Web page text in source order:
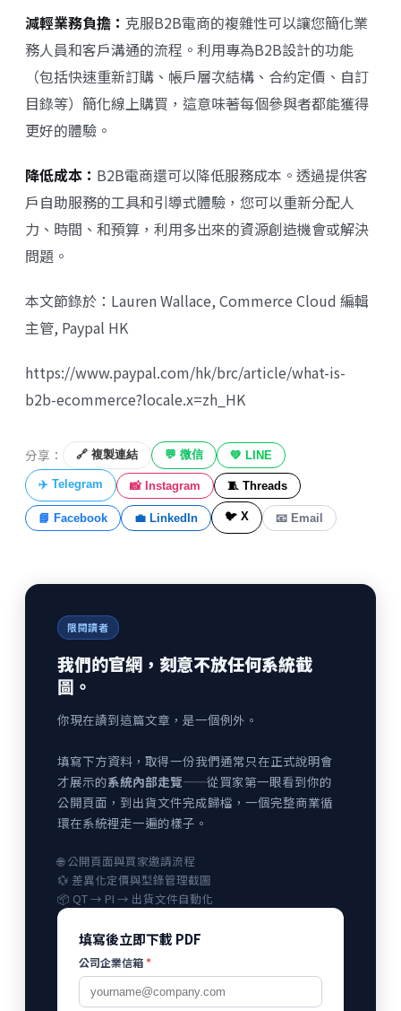
減輕業務負擔： 克服B2B電商的複雜性可以讓您簡化業
務人員和客戶溝通的流程。利用專為B2B設計的功能
（包括快速重新訂購、帳戶層次結構、合約定價、自訂
目錄等）簡化線上購買，這意味著每個參與者都能獲得
更好的體驗。
降低成本： B2B電商還可以降低服務成本。透過提供客
戶自助服務的工具和引導式體驗，您可以重新分配人
力、時間、和預算，利用多出來的資源創造機會或解決
問題。
本文節錄於：Lauren Wallace, Commerce Cloud 編輯
主管, Paypal HK
https://www.paypal.com/hk/brc/article/what-is-
b2b-ecommerce?locale.x=zh_HK
分享： 🔗 複製連結 💬 微信 💚 LINE
✈️ Telegram 📸 Instagram 🧵 Threads
📘 Facebook 💼 LinkedIn 🐦 X 📧 Email
限閱讀者
我們的官網，刻意不放任何系統截
圖。
你現在讀到這篇文章，是一個例外。
填寫下方資料，取得一份我們通常只在正式說明會
才展示的系統內部走覽——從買家第一眼看到你的
公開頁面，到出貨文件完成歸檔，一個完整商業循
環在系統裡走一遍的樣子。
🌐 公開頁面與買家邀請流程
💱 差異化定價與型錄管理截圖
📦 QT → PI → 出貨文件自動化
填寫後立即下載 PDF
公司企業信箱*